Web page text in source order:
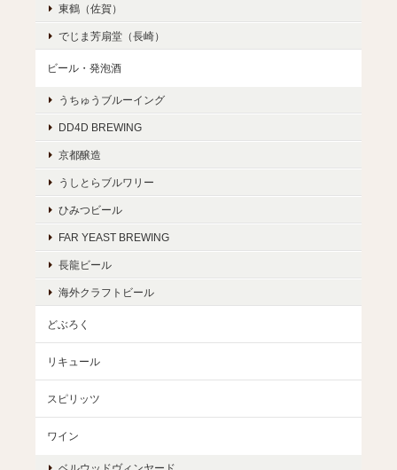
東鶴（佐賀）
でじま芳扇堂（長崎）
ビール・発泡酒
うちゅうブルーイング
DD4D BREWING
京都醸造
うしとらブルワリー
ひみつビール
FAR YEAST BREWING
長龍ビール
海外クラフトビール
どぶろく
リキュール
スピリッツ
ワイン